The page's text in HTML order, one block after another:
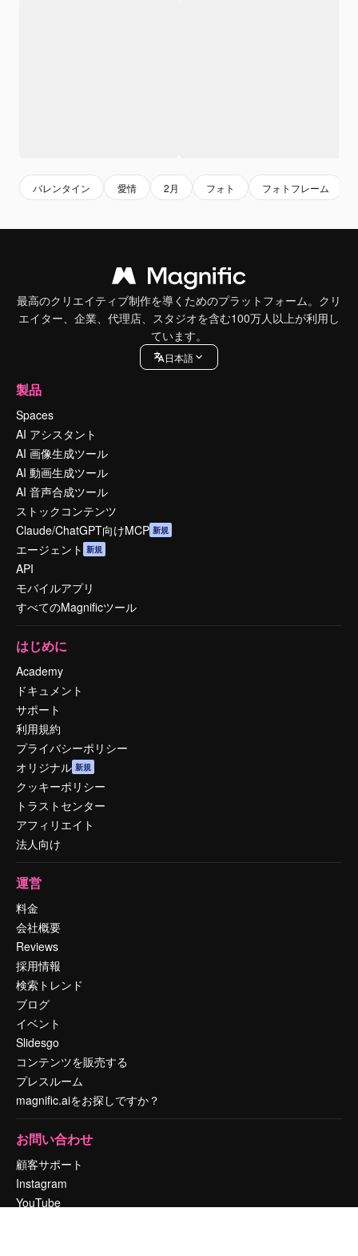
バレンタイン 愛情 2月 フォト フォトフレーム
最高のクリエイティブ制作を導くためのプラットフォーム。クリ
エイター、企業、代理店、スタジオを含む100万人以上が利用し
ています。
日本語
製品
Spaces
AI アシスタント
AI 画像生成ツール
AI 動画生成ツール
AI 音声合成ツール
ストックコンテンツ
Claude/ChatGPT向けMCP 新規
エージェント 新規
API
モバイルアプリ
すべてのMagnificツール
はじめに
Academy
ドキュメント
サポート
利用規約
プライバシーポリシー
オリジナル 新規
クッキーポリシー
トラストセンター
アフィリエイト
法人向け
運営
料金
会社概要
Reviews
採用情報
検索トレンド
ブログ
イベント
Slidesgo
コンテンツを販売する
プレスルーム
magnific.aiをお探しですか？
お問い合わせ
顧客サポート
Instagram
YouTube